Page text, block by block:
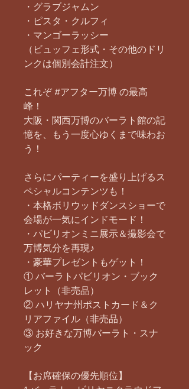
・グラブジャムン
・ピスタ・クルフィ
・マンゴーラッシー
（ビュッフェ形式・その他のドリ
ンクは個別会計注文）
これぞ #アフター万博 の最高
峰！
大阪・関西万博のバーラト館の記
憶を、もう一度心ゆくまで味わお
う！
さらにパーティーを盛り上げるス
ペシャルコンテンツも！
・本格ボリウッドダンスショーで
会場が一気にインドモード！
・パビリオンミニ展示＆撮影会で
万博気分を再現♪
・豪華プレゼントもゲット！
① バーラトパビリオン・ブック
レット（非売品）
② ハリヤナ州ポストカード＆ク
リアファイル（非売品）
③ お好きな万博バーラト・スナ
ック
【お席確保の優先順位】